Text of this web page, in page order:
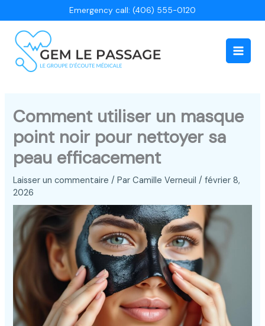
au
contenu
Emergency call: (406) 555-0120
Main
Comment utiliser un masque
point noir pour nettoyer sa
peau efficacement
Laisser un commentaire / ParCamille Verneuil/février 8,
2026